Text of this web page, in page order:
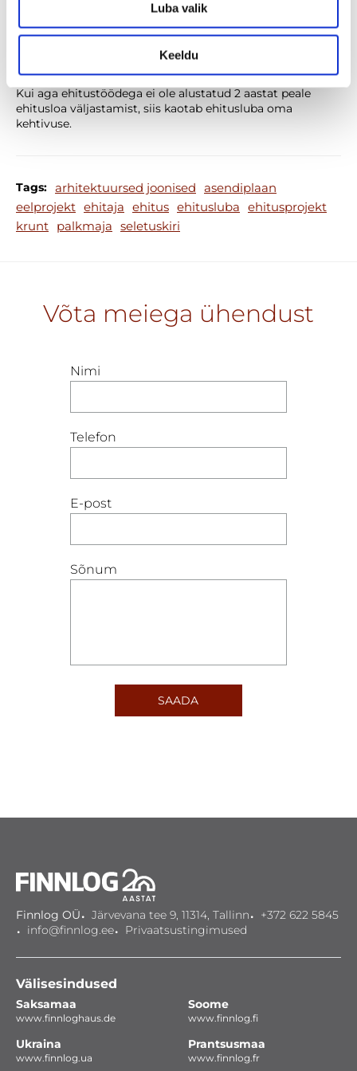
Luba valik
Keeldu
kohe võib ehitama hakata. Ehitamise alustamiseks on
tööpäeva enne töödega alustamist “Ehituse alustamise
Peale töödega alustamist kehtib ehitusluba tähtajatult.
Kui aga ehitustöödega ei ole alustatud 2 aastat peale
ehitusloa väljastamist, siis kaotab ehitusluba oma
kehtivuse.
Tags: arhitektuursed joonised asendiplaan
eelprojekt ehitaja ehitus ehitusluba ehitusprojekt
krunt palkmaja seletuskiri
Võta meiega ühendust
Nimi
Telefon
E-post
Sõnum
SAADA
Finnlog OÜ Järvevana tee 9, 11314, Tallinn
+372 622 5845
info@finnlog.ee
Privaatsustingimused
Välisesindused
Saksamaa
www.finnloghaus.de
Soome
www.finnlog.fi
Ukraina
www.finnlog.ua
Prantsusmaa
www.finnlog.fr